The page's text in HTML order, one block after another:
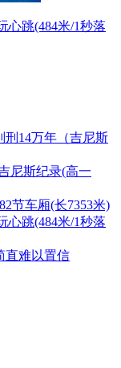
心跳(484米/1秒落
刑14万年（吉尼斯
尼斯纪录(高一
节车厢(长7353米)
心跳(484米/1秒落
直难以置信